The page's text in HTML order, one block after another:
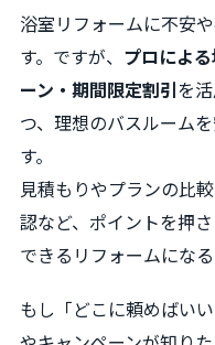
浴室リフォームに不安
す。ですが、 プロによ
ーン・期間限定割引を
つ、理想のバスルーム
す。
見積もりやプランの比
認など、ポイントを押
できるリフォームになる
もし「どこに頼めばい